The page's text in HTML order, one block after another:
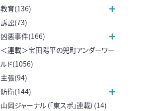
教育(136)
訴訟(73)
凶悪事件(166)
＜連載＞宝田陽平の兜町アンダーワー
ルド(1056)
主張(94)
防衛(144)
山岡ジャーナル（「東スポ」連載）(14)